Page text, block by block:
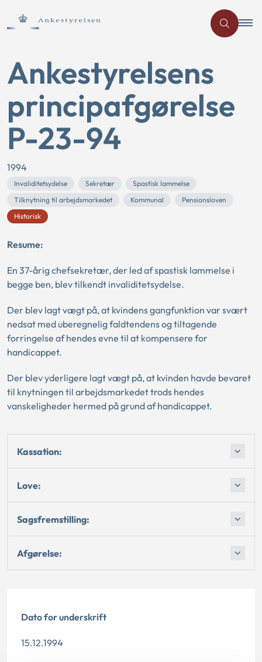
Ankestyrelsens
principafgørelse
P-23-94
1994
Invaliditetsydelse Sekretær
Spastisk lammelse
Tilknytning til arbejdsmarkedet
Kommunal
Pensionsloven
Historisk
Resume:
En 37-årig chefsekretær, der led af spastisk lammelse i
begge ben, blev tilkendt invaliditetsydelse.
Der blev lagt vægt på, at kvindens gangfunktion var svært
nedsat med uberegnelig faldtendens og tiltagende
forringelse af hendes evne til at kompensere for
handicappet.
Der blev yderligere lagt vægt på, at kvinden havde bevaret
til knytningen til arbejdsmarkedet trods hendes
vanskeligheder hermed på grund af handicappet.
Kassation:
Love:
Sagsfremstilling:
Afgørelse:
Dato for underskrift
15.12.1994